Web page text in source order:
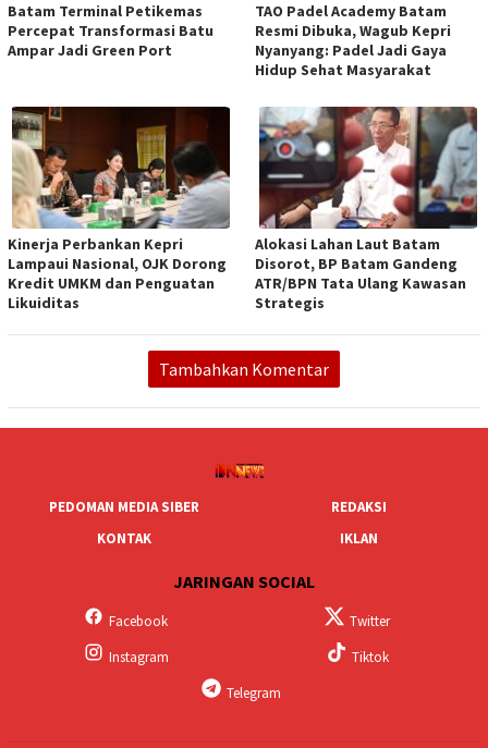
Batam Terminal Petikemas
Percepat Transformasi Batu
Ampar Jadi Green Port
TAO Padel Academy Batam
Resmi Dibuka, Wagub Kepri
Nyanyang: Padel Jadi Gaya
Hidup Sehat Masyarakat
Kinerja Perbankan Kepri
Lampaui Nasional, OJK Dorong
Kredit UMKM dan Penguatan
Likuiditas
Alokasi Lahan Laut Batam
Disorot, BP Batam Gandeng
ATR/BPN Tata Ulang Kawasan
Strategis
Tambahkan Komentar
PEDOMAN MEDIA SIBER
REDAKSI
KONTAK
IKLAN
JARINGAN SOCIAL
Facebook
Twitter
Instagram
Tiktok
Telegram